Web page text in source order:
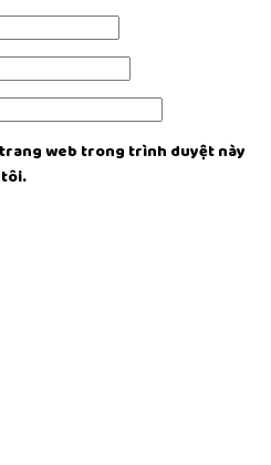
web trong trình duyệt này